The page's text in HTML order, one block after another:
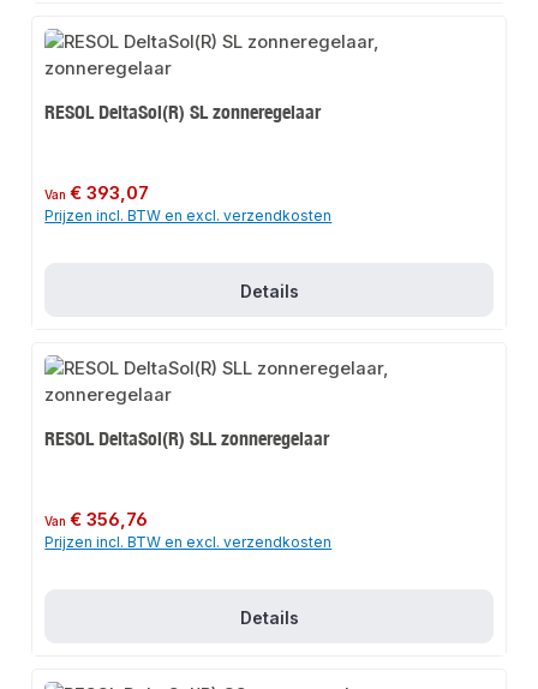
RESOL DeltaSol(R) SL zonneregelaar
Normale prijs:
Van€ 393,07
Prijzen incl. BTW en excl. verzendkosten
Details
RESOL DeltaSol(R) SLL zonneregelaar
Normale prijs:
Van€ 356,76
Prijzen incl. BTW en excl. verzendkosten
Details